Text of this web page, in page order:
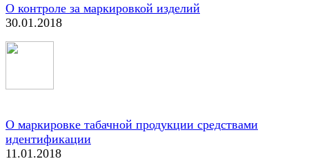
О контроле за маркировкой изделий
30.01.2018
О маркировке табачной продукции средствами
идентификации
11.01.2018